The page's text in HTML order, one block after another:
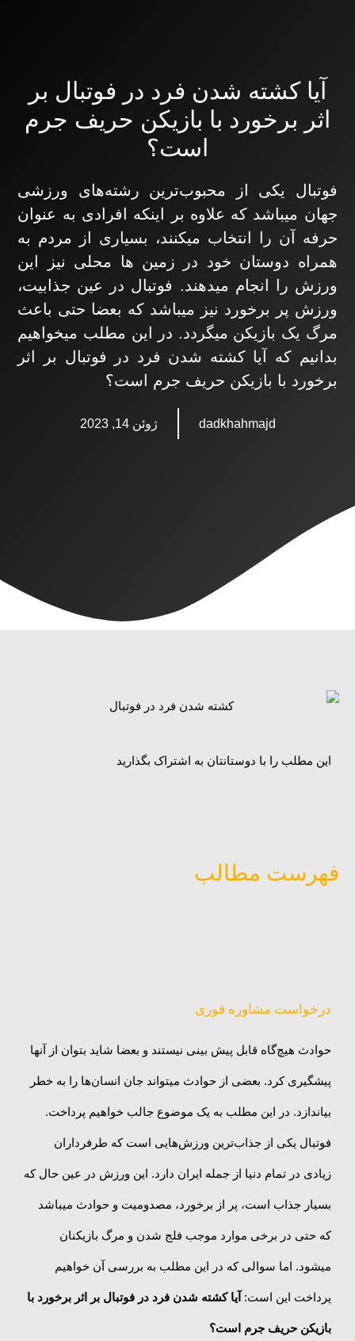
آیا کشته شدن فرد در فوتبال بر
اثر برخورد با بازیکن حریف جرم
است؟
فوتبال یکی از محبوب‌ترین رشته‌های ورزشی
جهان میباشد که علاوه بر اینکه افرادی به عنوان
حرفه آن را انتخاب میکنند، بسیاری از مردم به
همراه دوستان خود در زمین ها محلی نیز این
ورزش را انجام میدهند. فوتبال در عین جذابیت،
ورزش پر برخورد نیز میباشد که بعضا حتی باعث
مرگ یک بازیکن میگردد. در این مطلب میخواهیم
بدانیم که آیا کشته شدن فرد در فوتبال بر اثر
برخورد با بازیکن حریف جرم است؟
dadkhahmajd ژوئن 14, 2023
این مطلب را با دوستانتان به اشتراک بگذارید
فهرست مطالب
درخواست مشاوره فوری
حوادث هیچ‌گاه قابل پیش بینی نیستند و بعضا شاید بتوان از آنها
پیشگیری کرد. بعضی از حوادث میتواند جان انسان‌ها را به خطر
بیاندازد. در این مطلب به یک موضوع جالب خواهیم پرداخت.
فوتبال یکی از جذاب‌ترین ورزش‌هایی است که طرفرداران
زیادی در تمام دنیا از جمله ایران دارد. این ورزش در عین حال که
بسیار جذاب است، پر از برخورد، مصدومیت و حوادث میباشد
که حتی در برخی موارد موجب فلج شدن و مرگ بازیکنان
میشود. اما سوالی که در این مطلب به بررسی آن خواهیم
پرداخت این است: آیاکشته شدن فرد در فوتبال بر اثر برخورد با
بازیکن حریف جرم است؟